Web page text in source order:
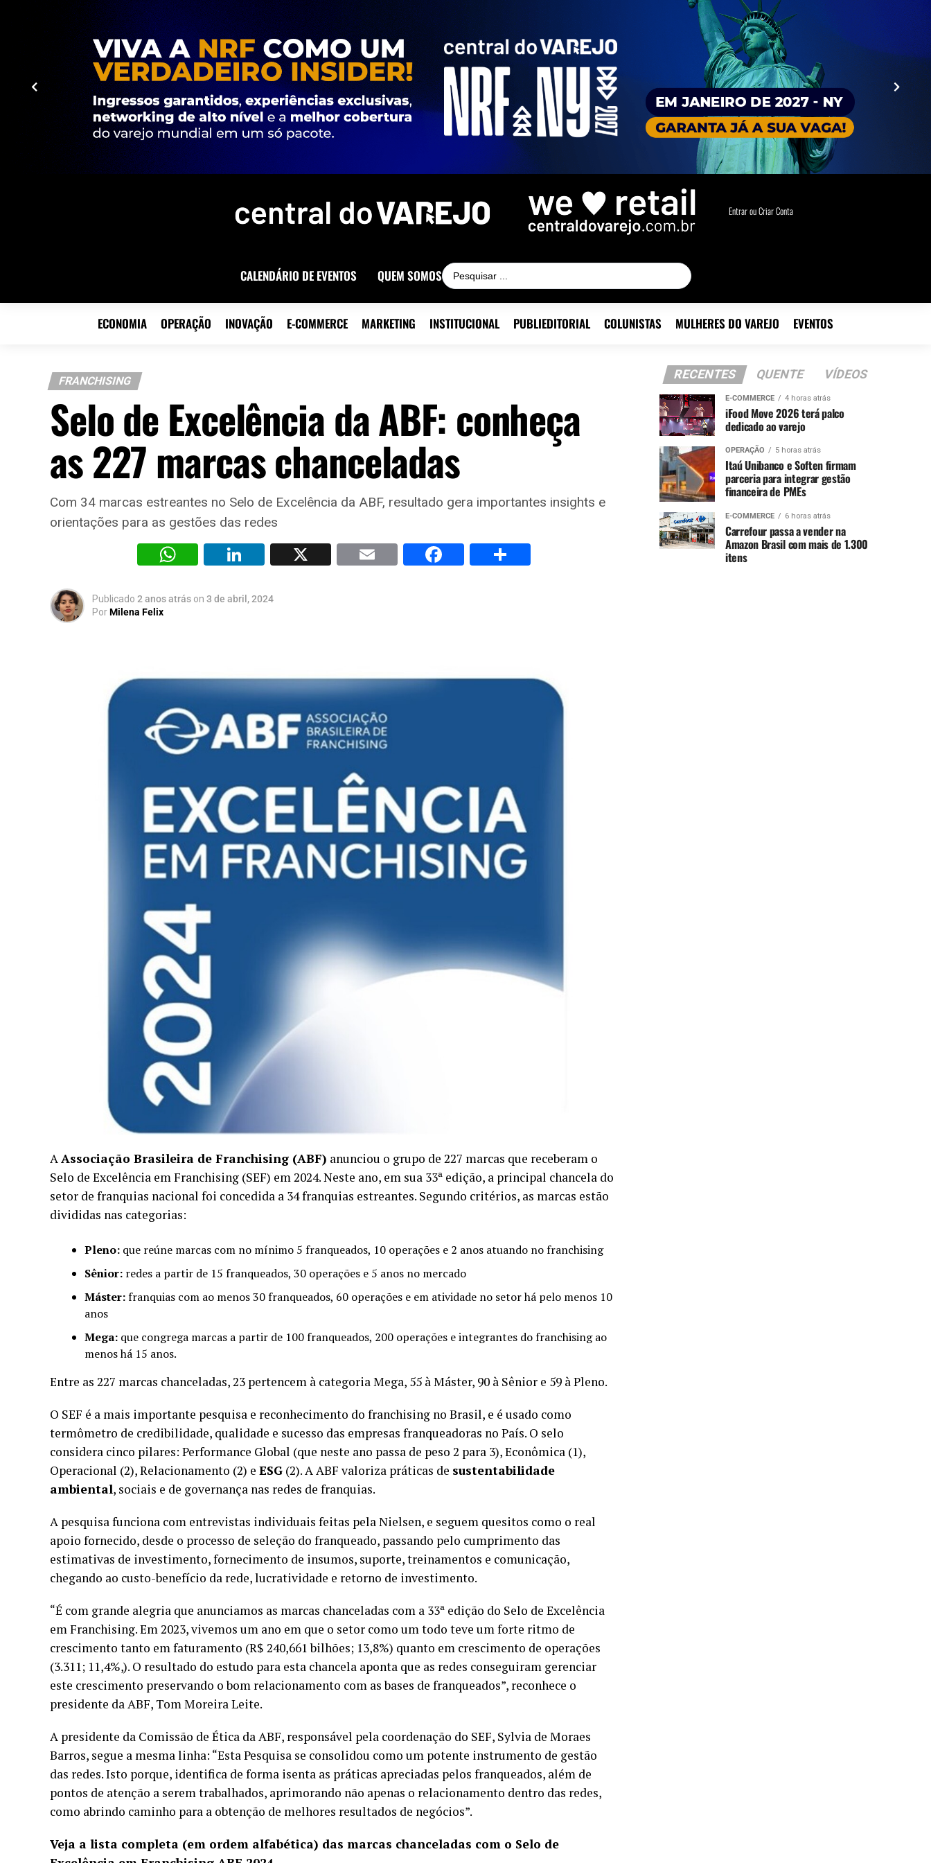
Entrar ou Criar Conta
CALENDÁRIO DE EVENTOS QUEM SOMOS
ECONOMIA OPERAÇÃO INOVAÇÃO E-COMMERCE MARKETING INSTITUCIONAL PUBLIEDITORIAL COLUNISTAS MULHERES DO VAREJO EVENTOS
FRANCHISING
Selo de Excelência da ABF: conheça
as 227 marcas chanceladas
Com 34 marcas estreantes no Selo de Excelência da ABF, resultado gera importantes insights e
orientações para as gestões das redes
WhatsAppLinkedIn
X Email Facebook
Publicado 2 anos atrás on 3 de abril, 2024
PorMilena Felix
AAssociação Brasileira de Franchising (ABF) anunciou o grupo de 227 marcas que receberam o
Selo de Excelência em Franchising (SEF) em 2024. Neste ano, em sua 33ª edição, a principal chancela do
setor de franquias nacional foi concedida a 34 franquias estreantes. Segundo critérios, as marcas estão
divididas nas categorias:
Pleno: que reúne marcas com no mínimo 5 franqueados, 10 operações e 2 anos atuando no franchising
Sênior: redes a partir de 15 franqueados, 30 operações e 5 anos no mercado
Máster:franquias com ao menos 30 franqueados, 60 operações e em atividade no setor há pelo menos 10
anos
Mega: que congrega marcas a partir de 100 franqueados, 200 operações e integrantes do franchising ao
menos há 15 anos.
Entre as 227 marcas chanceladas, 23 pertencem à categoria Mega, 55 à Máster, 90 à Sênior e 59 à Pleno.
O SEF é a mais importante pesquisa e reconhecimento do franchising no Brasil, e é usado como
termômetro de credibilidade, qualidade e sucesso das empresas franqueadoras no País. O selo
considera cinco pilares: Performance Global (que neste ano passa de peso 2 para 3), Econômica (1),
Operacional (2), Relacionamento (2) e ESG (2). A ABF valoriza práticas de sustentabilidade
ambiental, sociais e de governança nas redes de franquias.
A pesquisa funciona com entrevistas individuais feitas pela Nielsen, e seguem quesitos como o real
apoio fornecido, desde o processo de seleção do franqueado, passando pelo cumprimento das
estimativas de investimento, fornecimento de insumos, suporte, treinamentos e comunicação,
chegando ao custo-benefício da rede, lucratividade e retorno de investimento.
“É com grande alegria que anunciamos as marcas chanceladas com a 33ª edição do Selo de Excelência
em Franchising. Em 2023, vivemos um ano em que o setor como um todo teve um forte ritmo de
crescimento tanto em faturamento (R$ 240,661 bilhões; 13,8%) quanto em crescimento de operações
(3.311; 11,4%,). O resultado do estudo para esta chancela aponta que as redes conseguiram gerenciar
este crescimento preservando o bom relacionamento com as bases de franqueados”, reconhece o
presidente da ABF, Tom Moreira Leite.
A presidente da Comissão de Ética da ABF, responsável pela coordenação do SEF, Sylvia de Moraes
Barros, segue a mesma linha: “Esta Pesquisa se consolidou como um potente instrumento de gestão
das redes. Isto porque, identifica de forma isenta as práticas apreciadas pelos franqueados, além de
pontos de atenção a serem trabalhados, aprimorando não apenas o relacionamento dentro das redes,
como abrindo caminho para a obtenção de melhores resultados de negócios”.
Veja a lista completa (em ordem alfabética) das marcas chanceladas com o Selo de
RECENTES QUENTE VÍDEOS
E-COMMERCE 4 horas atrás
iFood Move 2026 terá palco
dedicado ao varejo
OPERAÇÃO 5 horas atrás
Itaú Unibanco e Soften firmam
parceria para integrar gestão
financeira de PMEs
E-COMMERCE 6 horas atrás
Carrefour passa a vender na
Amazon Brasil com mais de 1.300
itens